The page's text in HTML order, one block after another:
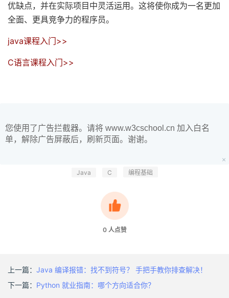
优缺点，并在实际项目中灵活运用。这将使你成为一名更加
全面、更具竞争力的程序员。
java课程入门>>
C语言课程入门>>
您使用了广告拦截器。请将 www.w3cschool.cn 加入白名
单，解除广告屏蔽后，刷新页面。谢谢。
Java C 编程基础
0 人点赞
上一篇： Java 编译报错：找不到符号？ 手把手教你排查解决！
下一篇： Python 就业指南：哪个方向适合你？